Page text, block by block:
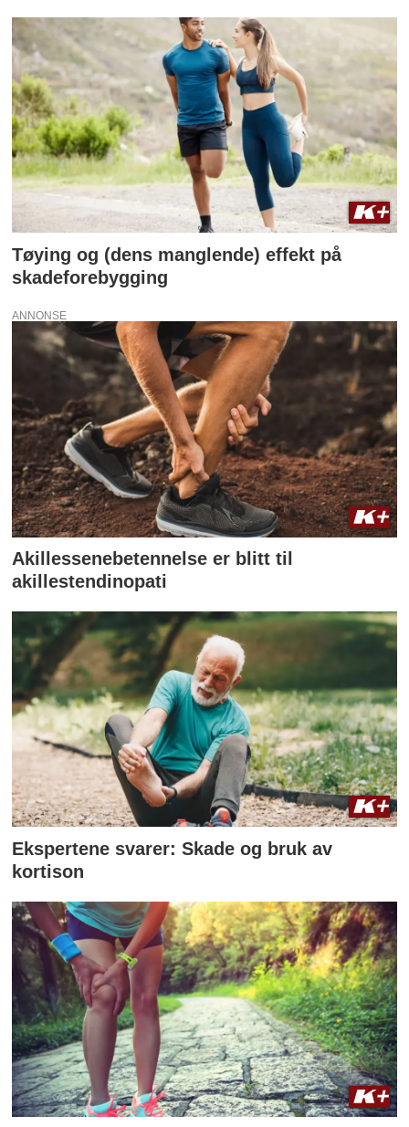
Tøying og (dens manglende) effekt på
skadeforebygging
ANNONSE
Akillessenebetennelse er blitt til
akillestendinopati
Ekspertene svarer: Skade og bruk av
kortison